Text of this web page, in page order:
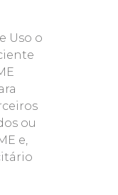
Uso o
ou
e,